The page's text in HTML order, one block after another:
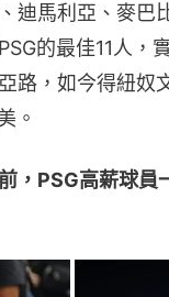
迪馬利亞、麥巴
的最佳11人，
路，如今得紐奴
。
，PSG高薪球員